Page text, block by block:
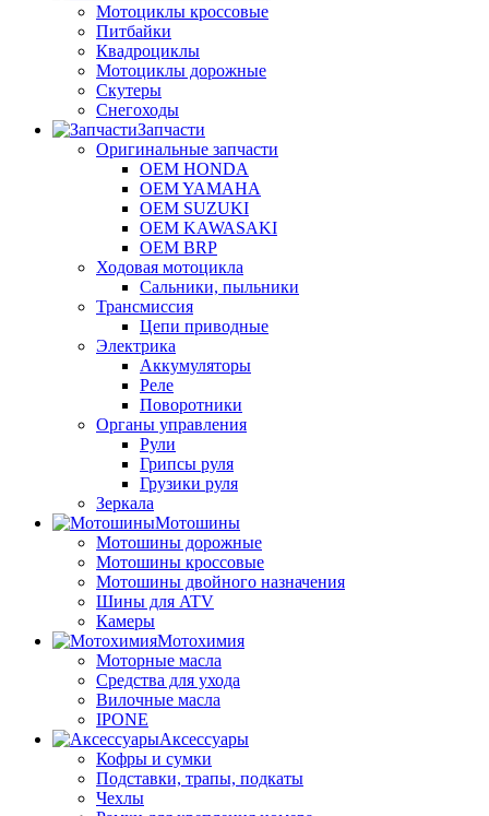
Мотоциклы кроссовые
Питбайки
Квадроциклы
Мотоциклы дорожные
Скутеры
Снегоходы
Запчасти
Оригинальные запчасти
OEM HONDA
OEM YAMAHA
OEM SUZUKI
OEM KAWASAKI
OEM BRP
Ходовая мотоцикла
Сальники, пыльники
Трансмиссия
Цепи приводные
Электрика
Аккумуляторы
Реле
Поворотники
Органы управления
Рули
Грипсы руля
Грузики руля
Зеркала
Мотошины
Мотошины дорожные
Мотошины кроссовые
Мотошины двойного назначения
Шины для ATV
Камеры
Мотохимия
Моторные масла
Средства для ухода
Вилочные масла
IPONE
Аксессуары
Кофры и сумки
Подставки, трапы, подкаты
Чехлы